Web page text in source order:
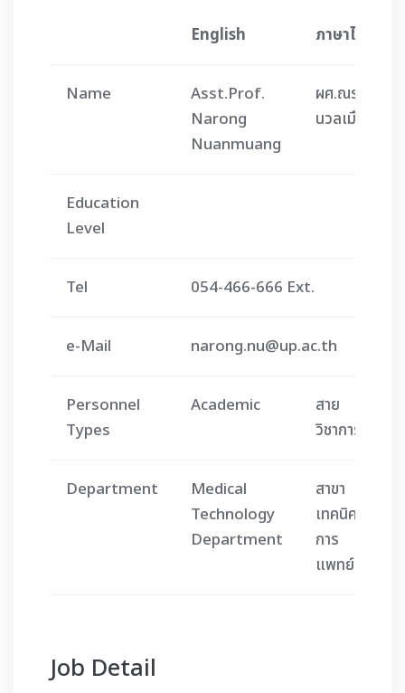
English ภาษาไทย
Name
Asst.Prof.
Narong
Nuanmuang
ผศ.ณรงค์
นวลเมือง
Education
Level
Tel 054-466-666 Ext.
e-Mail narong.nu@up.ac.th
Personnel
Types
Academic
สาย
วิชาการ
Department
Medical
Technology
Department
สาขา
เทคนิค
การ
แพทย์
Job Detail